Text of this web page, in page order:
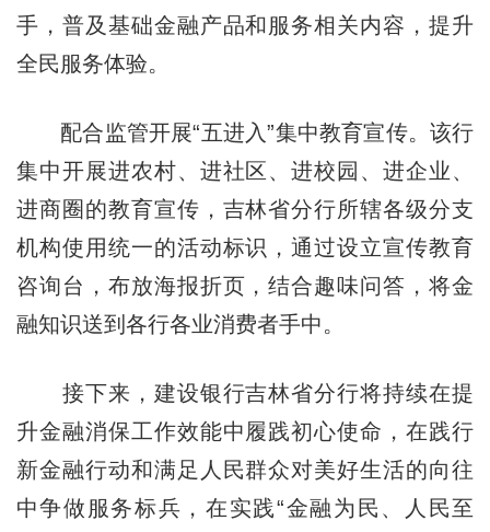
手，普及基础金融产品和服务相关内容，提升
全民服务体验。
配合监管开展“五进入”集中教育宣传。该行
集中开展进农村、进社区、进校园、进企业、
进商圈的教育宣传，吉林省分行所辖各级分支
机构使用统一的活动标识，通过设立宣传教育
咨询台，布放海报折页，结合趣味问答，将金
融知识送到各行各业消费者手中。
接下来，建设银行吉林省分行将持续在提
升金融消保工作效能中履践初心使命，在践行
新金融行动和满足人民群众对美好生活的向往
中争做服务标兵，在实践“金融为民、人民至